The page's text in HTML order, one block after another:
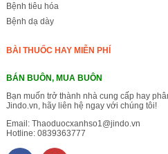
Bệnh tiêu hóa
Bệnh dạ dày
BÀI THUỐC HAY MIỄN PHÍ
BÁN BUÔN, MUA BUÔN
Bạn muốn trở thành nhà cung cấp hay
Jindo.vn, hãy liên hệ ngay với chúng tôi!
Email: Thaoduocxanhso1@jindo.vn
Hotline: 0839363777